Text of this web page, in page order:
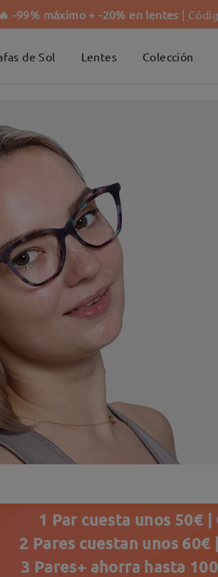
-99% máximo + -20% en lentes |
de Sol Lentes Colección
1 Par cuesta unos 50€ |
2 Pares cuestan unos 60€
3 Pares+ ahorra hasta